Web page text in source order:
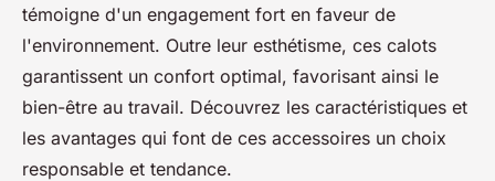
témoigne d'un engagement fort en faveur de
l'environnement. Outre leur esthétisme, ces calots
garantissent un confort optimal, favorisant ainsi le
bien-être au travail. Découvrez les caractéristiques et
les avantages qui font de ces accessoires un choix
responsable et tendance.